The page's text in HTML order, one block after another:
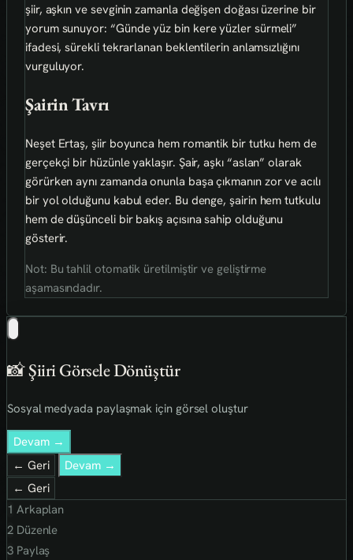
şiir, aşkın ve sevginin zamanla değişen doğası üzerine bir
yorum sunuyor: “Günde yüz bin kere yüzler sürmeli”
ifadesi, sürekli tekrarlanan beklentilerin anlamsızlığını
vurguluyor.
Şairin Tavrı
Neşet Ertaş, şiir boyunca hem romantik bir tutku hem de
gerçekçi bir hüzünle yaklaşır. Şair, aşkı “aslan” olarak
görürken aynı zamanda onunla başa çıkmanın zor ve acılı
bir yol olduğunu kabul eder. Bu denge, şairin hem tutkulu
hem de düşünceli bir bakış açısına sahip olduğunu
gösterir.
Not: Bu tahlil otomatik üretilmiştir ve geliştirme
aşamasındadır.
📸 Şiiri Görsele Dönüştür
Sosyal medyada paylaşmak için görsel oluştur
Devam →
← Geri
Devam →
← Geri
1 Arkaplan
2Düzenle
3Paylaş